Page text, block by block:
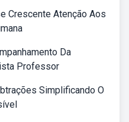
Crescente Atenção Aos
Da
Professor
Simplificando O